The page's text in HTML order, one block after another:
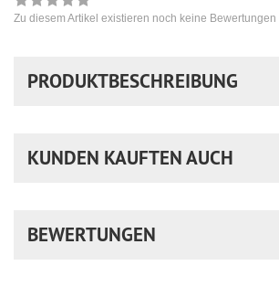
Zu diesem Artikel existieren noch keine Bewertungen
PRODUKTBESCHREIBUNG
KUNDEN KAUFTEN AUCH
BEWERTUNGEN